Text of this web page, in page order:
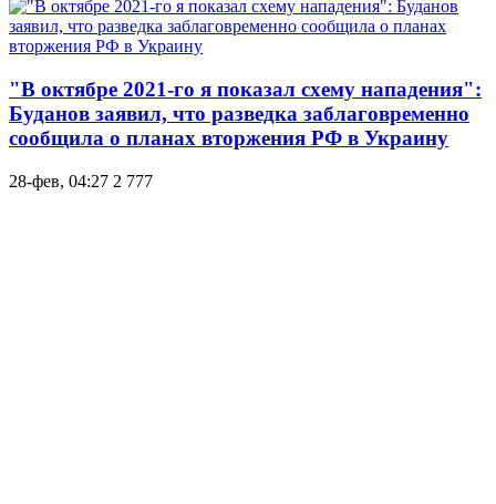
"В октябре 2021-го я показал схему нападения":
Буданов заявил, что разведка заблаговременно
сообщила о планах вторжения РФ в Украину
28-фев, 04:27 2 777